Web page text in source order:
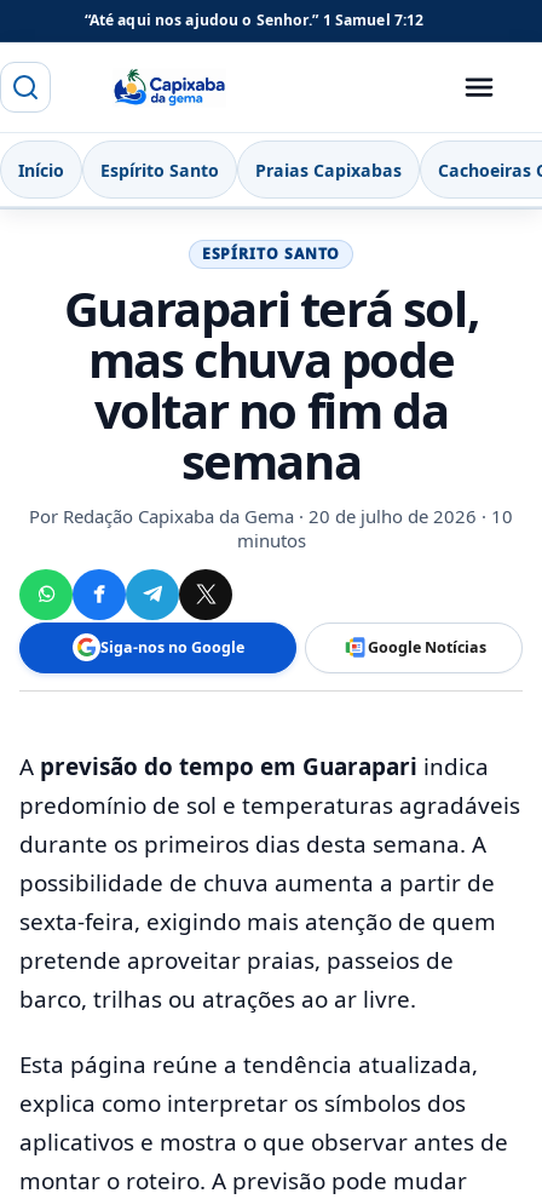
“Até aqui nos ajudou o Senhor.” 1 Samuel 7:12
Buscar
Menu
Início Espírito Santo Praias Capixabas Cachoeiras
ESPÍRITO SANTO
Guarapari terá sol,
mas chuva pode
voltar no fim da
semana
Por Redação Capixaba da Gema · 20 de julho de 2026 · 10
minutos
Siga-nos no Google Google Notícias
A previsão do tempo em Guarapari indica
predomínio de sol e temperaturas agradáveis
durante os primeiros dias desta semana. A
possibilidade de chuva aumenta a partir de
sexta-feira, exigindo mais atenção de quem
pretende aproveitar praias, passeios de
barco, trilhas ou atrações ao ar livre.
Esta página reúne a tendência atualizada,
explica como interpretar os símbolos dos
aplicativos e mostra o que observar antes de
montar o roteiro. A previsão pode mudar